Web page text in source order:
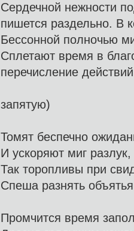
Сердечной нежности
пишется раздельно. В
Бессонной
Сплетают время в
перечисление
запятую)
Томят беспечно
И ускоряют
Так торопливы при
Спеша разнять
Промчится время